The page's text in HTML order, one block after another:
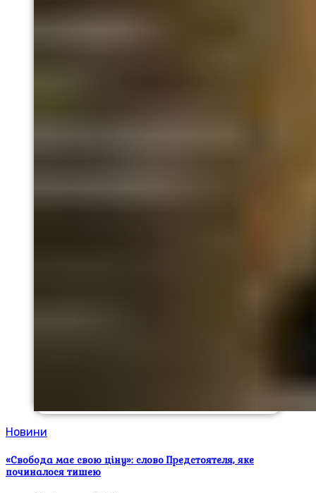
Новини
«Свобода має свою ціну»: слово Предстоятеля, яке
починалося тишею